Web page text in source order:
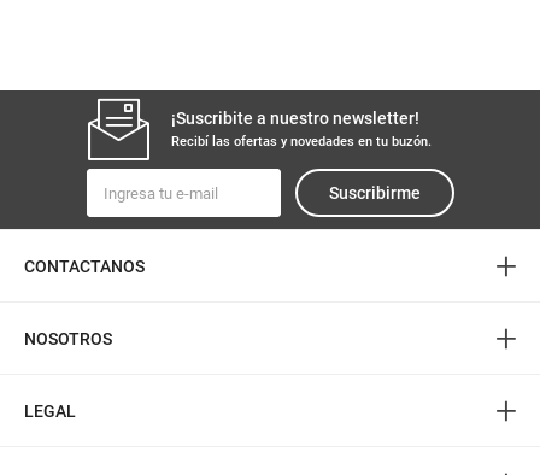
¡Suscribite a nuestro newsletter!
Recibí las ofertas y novedades en tu buzón.
Suscribirme
CONTACTANOS +
NOSOTROS +
LEGAL +